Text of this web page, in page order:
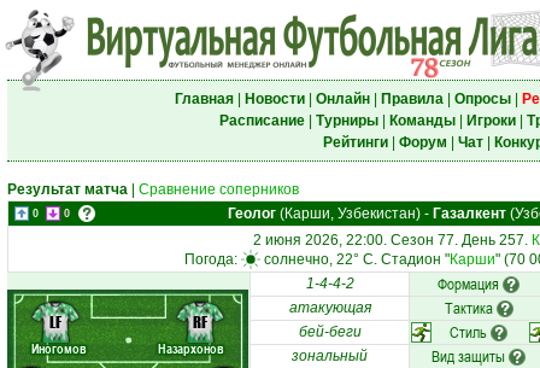
Главная| Новости| Онлайн| Правила| Опросы|
Расписание| Турниры| Команды| Игроки|
Рейтинги| Форум Чат|
Результат матча Сравнение соперников
0 0 Геолог (Карши, Узбекистан) - Газалкент
2 июня 2026, 22:00. Сезон 77. День 257.
Погода:
солнечно, 22° C. Стадион "Карши" (70
Иногомов Назархонов
LF RF
1-4-4-2 Формация
атакующая Тактика
бей-беги Стиль
зональный Вид защиты